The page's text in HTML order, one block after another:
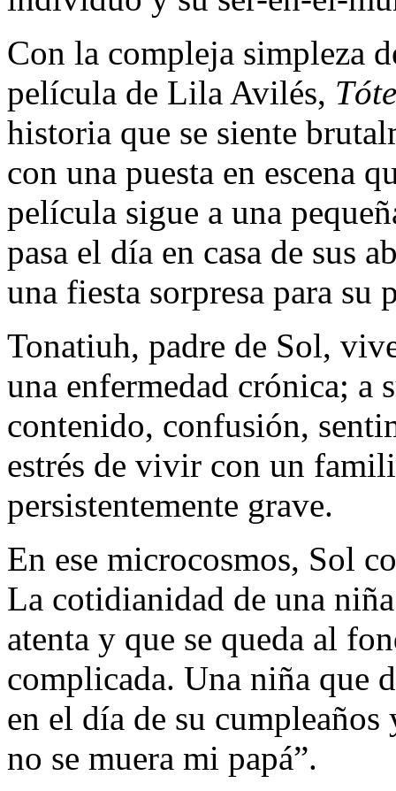
Con la compleja simpleza
película de Lila Avilés,
historia que se siente
con una puesta en escena
película sigue a una
pasa el día en casa de sus
una fiesta sorpresa para su
Tonatiuh, padre de Sol,
una enfermedad crónica; a
contenido, confusión,
estrés de vivir con un
persistentemente grave.
En ese microcosmos, Sol
La cotidianidad de una
atenta y que se queda al
complicada. Una niña que
en el día de su cumpleaños
no se muera mi papá”.